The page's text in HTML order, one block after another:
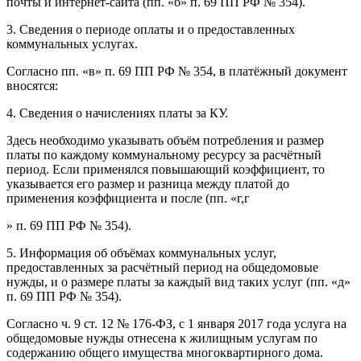
3. Сведения о периоде оплаты и о предоставленных
коммунальных услугах.
Согласно пп. «в» п. 69 ПП РФ № 354, в платёжный документ
вносятся:
4. Сведения о начислениях платы за КУ.
Здесь необходимо указывать объём потребления и размер
платы по каждому коммунальному ресурсу за расчётный
период. Если применялся повышающий коэффициент, то
указывается его размер и разница между платой до
применения коэффициента и после (пп. «г,г
» п. 69 ПП РФ № 354).
5. Информация об объёмах коммунальных услуг,
предоставленных за расчётный период на общедомовые
нужды, и о размере платы за каждый вид таких услуг (пп. «д»
п. 69 ПП РФ № 354).
Согласно ч. 9 ст. 12 № 176-ФЗ, с 1 января 2017 года услуга на
общедомовые нужды отнесена к жилищным услугам по
содержанию общего имущества многоквартирного дома.